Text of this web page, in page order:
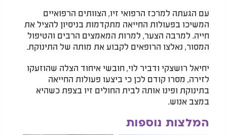
עם הגעתה למרכז הרפואי זיו, הצוותים הרפואיים
המשיכו בפעולות החייאה מתקדמות בניסיון להציל את
חייה. למרבה הצער, למרות המאמצים הרבים והטיפול
המסור, נאלצו הרופאים לקבוע את מותה של התינוקת.
יחיאל רושצקי ודביר לוי, חובשי איחוד הצלה שהוזעקו
לזירה, מסרו קודם לכן כי ביצעו פעולות החייאה
בתינוקת ופינו אותה לבית החולים זיו בצפת כשהיא
במצב אנוש.
המלצות נוספות